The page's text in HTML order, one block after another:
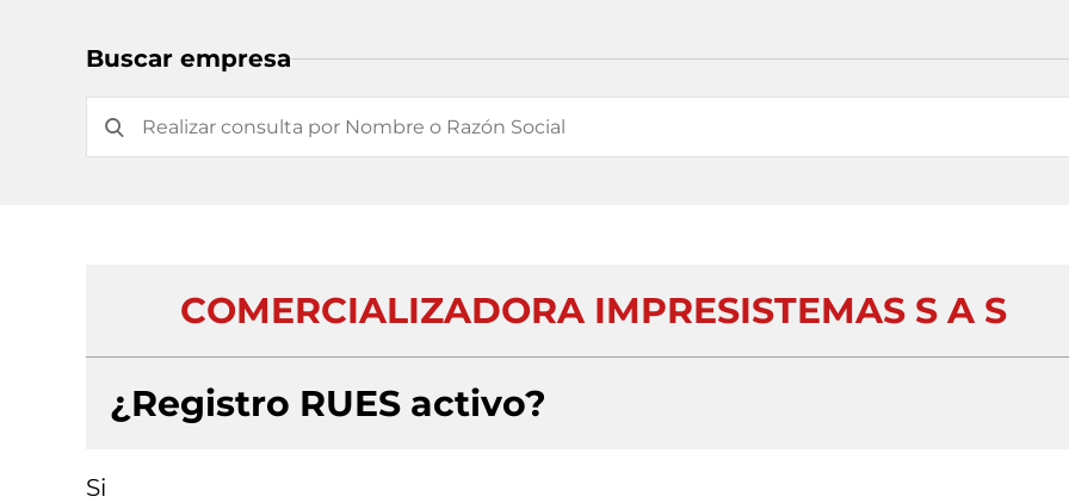
Buscar empresa
COMERCIALIZADORA IMPRESISTEMAS S A S
¿Registro RUES activo?
Si